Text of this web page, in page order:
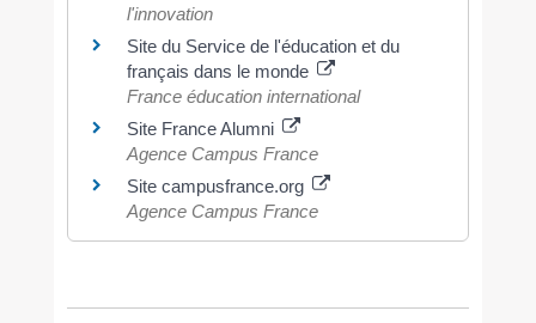
l'innovation
Site du Service de l'éducation et du
français dans le monde
France éducation international
Site France Alumni
Agence Campus France
Site campusfrance.org
Agence Campus France